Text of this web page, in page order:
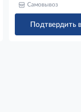
Самовывоз
Подтвердить